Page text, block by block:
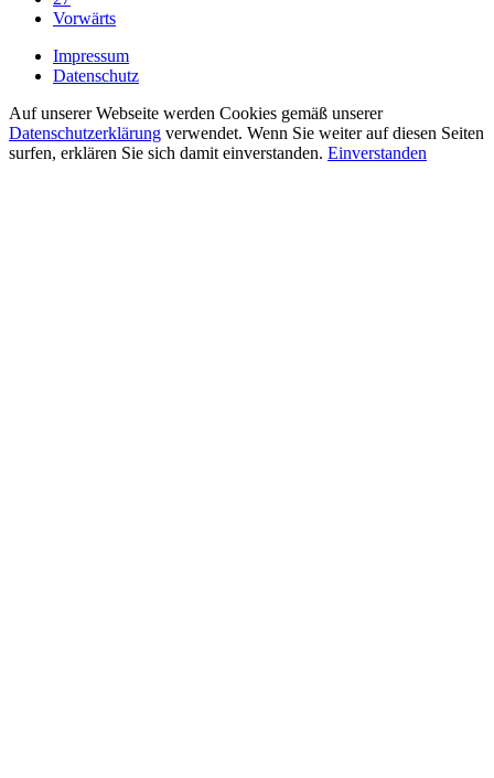
Vorwärts
Impressum
Datenschutz
Auf unserer Webseite werden Cookies gemäß unserer
Datenschutzerklärung verwendet. Wenn Sie weiter auf diesen Seiten
surfen, erklären Sie sich damit einverstanden. Einverstanden